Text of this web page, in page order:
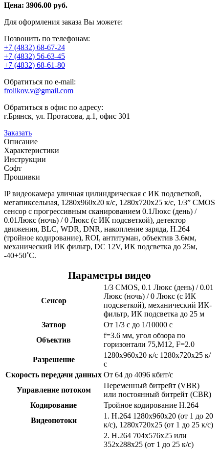
Цена: 3906.00 руб.
Для оформления заказа Вы можете:
Позвонить по телефонам:
+7 (4832) 68-67-24
+7 (4832) 56-63-45
+7 (4832) 68-61-80
Обратиться по e-mail:
frolikov.v@gmail.com
Обратиться в офис по адресу:
г.Брянск, ул. Протасова, д.1, офис 301
Заказать
Описание
Характеристики
Инструкции
Софт
Прошивки
IP видеокамера уличная цилиндрическая с ИК подсветкой,
мегапиксельная, 1280х960х20 к/с, 1280х720х25 к/с, 1/3” CMOS
сенсор c прогрессивным сканированием 0.1Люкс (день) /
0.01Люкс (ночь) / 0 Люкс (с ИК подсветкой), детектор
движения, BLC, WDR, DNR, накопление заряда, Н.264
(тройное кодирование), ROI, антитуман, объектив 3.6мм,
механический ИК фильтр, DC 12V, ИК подсветка до 25м,
-40+50˚C.
Параметры видео
Сенсор
1/3 CMOS, 0.1 Люкс (день) / 0.01
Люкс (ночь) / 0 Люкс (с ИК
подсветкой), механический ИК-
фильтр, ИК подсветка до 25 м
Затвор
От 1/3 с до 1/10000 с
Объектив
f=3.6 мм, угол обзора по
горизонтали 75,M12, F=2.0
Разрешение
1280х960х20 к/с 1280х720х25 к/
с
Скорость передачи данных От 64 до 4096 кбит/с
Управление потоком
Переменный битрейт (VBR)
или постоянный битрейт (CBR)
Кодирование
Тройное кодирование H.264
Видеопотоки
1. H.264 1280x960x20 (от 1 до 20
к/с), 1280x720x25 (от 1 до 25 к/с)
2. H.264 704x576x25 или
352x288x25 (от 1 до 25 к/с)